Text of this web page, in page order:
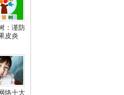
：谨防
皮炎
络十大